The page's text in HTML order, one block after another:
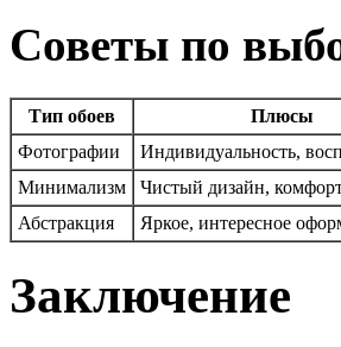
Советы по
Тип обоев
Плюсы
Фотографии
Индивидуальность,
Минимализм
Чистый дизайн,
Абстракция
Яркое, интересное
Заключение